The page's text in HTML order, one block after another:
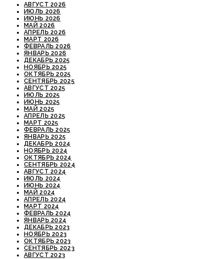
АВГУСТ 2026
ИЮЛЬ 2026
ИЮНЬ 2026
МАЙ 2026
АПРЕЛЬ 2026
МАРТ 2026
ФЕВРАЛЬ 2026
ЯНВАРЬ 2026
ДЕКАБРЬ 2025
НОЯБРЬ 2025
ОКТЯБРЬ 2025
СЕНТЯБРЬ 2025
АВГУСТ 2025
ИЮЛЬ 2025
ИЮНЬ 2025
МАЙ 2025
АПРЕЛЬ 2025
МАРТ 2025
ФЕВРАЛЬ 2025
ЯНВАРЬ 2025
ДЕКАБРЬ 2024
НОЯБРЬ 2024
ОКТЯБРЬ 2024
СЕНТЯБРЬ 2024
АВГУСТ 2024
ИЮЛЬ 2024
ИЮНЬ 2024
МАЙ 2024
АПРЕЛЬ 2024
МАРТ 2024
ФЕВРАЛЬ 2024
ЯНВАРЬ 2024
ДЕКАБРЬ 2023
НОЯБРЬ 2023
ОКТЯБРЬ 2023
СЕНТЯБРЬ 2023
АВГУСТ 2023